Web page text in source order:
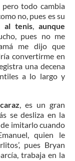
pero todo cambia
no, pues es su
al tenis, aunque
pues no me
me dijo que
convertirme en
una decena
a lo largo y
, es un gran
se desliza en la
imitarlo cuando
quien le
pues Bryan
trabaja en la